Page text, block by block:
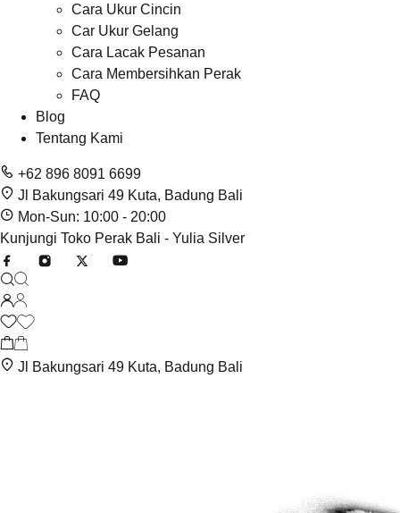
Cara Ukur Cincin
Car Ukur Gelang
Cara Lacak Pesanan
Cara Membersihkan Perak
FAQ
Blog
Tentang Kami
+62 896 8091 6699
Jl Bakungsari 49 Kuta, Badung Bali
Mon-Sun: 10:00 - 20:00
Kunjungi Toko Perak Bali - Yulia Silver
Jl Bakungsari 49 Kuta, Badung Bali